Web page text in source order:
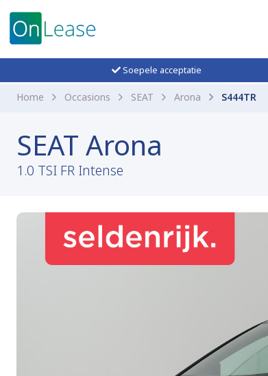
Soepele acceptatie
Home Occasions SEAT Arona S444TR
SEAT Arona
1.0 TSI FR Intense